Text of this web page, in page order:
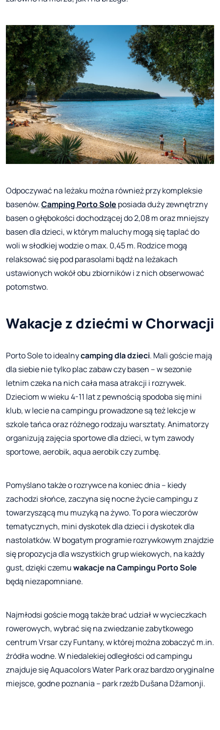
Odpoczywać na leżaku można również przy kompleksie
basenów.Camping Porto Sole posiada duży zewnętrzny
basen o głębokości dochodzącej do 2,08 m oraz mniejszy
basen dla dzieci, w którym maluchy mogą się taplać do
woli w słodkiej wodzie o max. 0,45 m. Rodzice mogą
relaksować się pod parasolami bądź na leżakach
ustawionych wokół obu zbiorników i z nich obserwować
potomstwo.
Wakacje z dziećmi w Chorwacji
Porto Sole to idealnycamping dla dzieci. Mali goście mają
dla siebie nie tylko plac zabaw czy basen – w sezonie
letnim czeka na nich cała masa atrakcji i rozrywek.
Dzieciom w wieku 4-11 lat z pewnością spodoba się mini
klub, w lecie na campingu prowadzone są też lekcje w
szkole tańca oraz różnego rodzaju warsztaty. Animatorzy
organizują zajęcia sportowe dla dzieci, w tym zawody
sportowe, aerobik, aqua aerobik czy zumbę.
Pomyślano także o rozrywce na koniec dnia – kiedy
zachodzi słońce, zaczyna się nocne życie campingu z
towarzyszącą mu muzyką na żywo. To pora wieczorów
tematycznych, mini dyskotek dla dzieci i dyskotek dla
nastolatków. W bogatym programie rozrywkowym znajdzie
się propozycja dla wszystkich grup wiekowych, na każdy
gust, dzięki czemuwakacje na Campingu Porto Sole
będą niezapomniane.
Najmłodsi goście mogą także brać udział w wycieczkach
rowerowych, wybrać się na zwiedzanie zabytkowego
centrum Vrsar czy Funtany, w której można zobaczyć m.in.
źródła wodne. W niedalekiej odległości od campingu
znajduje się Aquacolors Water Park oraz bardzo oryginalne
miejsce, godne poznania – park rzeźb Dušana Džamonji.